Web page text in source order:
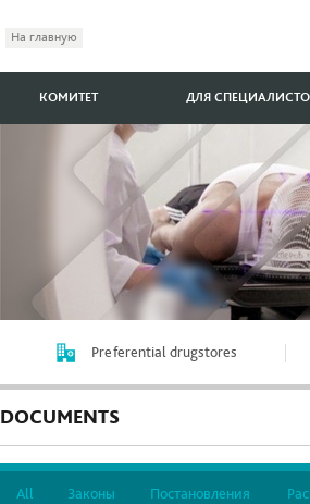
На главную
КОМИТЕТ ДЛЯ
Preferential drugstores
DOCUMENTS
All Законы Постановления